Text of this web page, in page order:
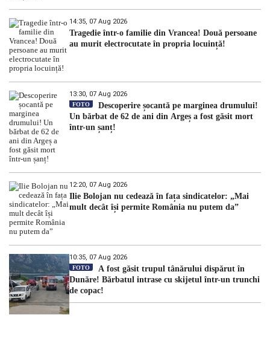
14:35, 07 Aug 2026
Tragedie într-o familie din Vrancea! Două persoane
au murit electrocutate în propria locuință!
13:30, 07 Aug 2026
FOTO
Descoperire șocantă pe marginea drumului!
Un bărbat de 62 de ani din Argeș a fost găsit mort
într-un șanț!
12:20, 07 Aug 2026
Ilie Bolojan nu cedează în fața sindicatelor: „Mai
mult decât își permite România nu putem da”
10:35, 07 Aug 2026
FOTO
A fost găsit trupul tânărului dispărut în
Dunăre! Bărbatul intrase cu skijetul într-un trunchi
de copac!